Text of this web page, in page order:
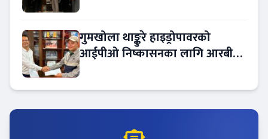
गुमखोला थाङ्कुरे हाइड्रोपावरको
आईपीओ निष्कासनका लागि आरबीबी